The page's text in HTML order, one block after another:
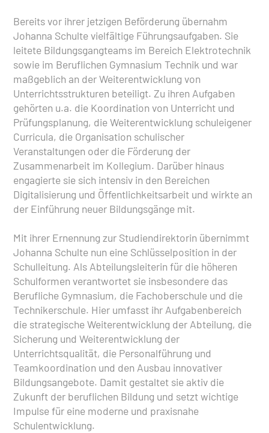
Bereits vor ihrer jetzigen Beförderung übernahm
Johanna Schulte vielfältige Führungsaufgaben. Sie
leitete Bildungsgangteams im Bereich Elektrotechnik
sowie im Beruflichen Gymnasium Technik und war
maßgeblich an der Weiterentwicklung von
Unterrichtsstrukturen beteiligt. Zu ihren Aufgaben
gehörten u.a. die Koordination von Unterricht und
Prüfungsplanung, die Weiterentwicklung schuleigener
Curricula, die Organisation schulischer
Veranstaltungen oder die Förderung der
Zusammenarbeit im Kollegium. Darüber hinaus
engagierte sie sich intensiv in den Bereichen
Digitalisierung und Öffentlichkeitsarbeit und wirkte an
der Einführung neuer Bildungsgänge mit.
Mit ihrer Ernennung zur Studiendirektorin übernimmt
Johanna Schulte nun eine Schlüsselposition in der
Schulleitung. Als Abteilungsleiterin für die höheren
Schulformen verantwortet sie insbesondere das
Berufliche Gymnasium, die Fachoberschule und die
Technikerschule. Hier umfasst ihr Aufgabenbereich
die strategische Weiterentwicklung der Abteilung, die
Sicherung und Weiterentwicklung der
Unterrichtsqualität, die Personalführung und
Teamkoordination und den Ausbau innovativer
Bildungsangebote. Damit gestaltet sie aktiv die
Zukunft der beruflichen Bildung und setzt wichtige
Impulse für eine moderne und praxisnahe
Schulentwicklung.